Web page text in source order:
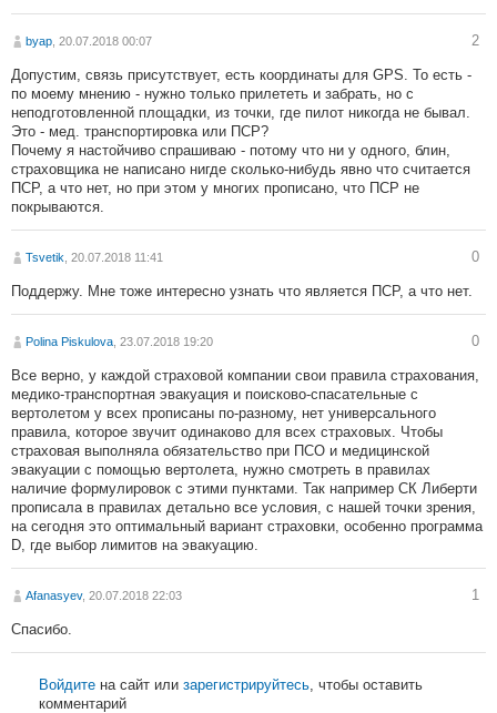
byap , 20.07.2018 00:07 2
Допустим, связь присутствует, есть координаты для GPS. То есть -
по моему мнению - нужно только прилететь и забрать, но с
неподготовленной площадки, из точки, где пилот никогда не бывал.
Это - мед. транспортировка или ПСР?
Почему я настойчиво спрашиваю - потому что ни у одного, блин,
страховщика не написано нигде сколько-нибудь явно что считается
ПСР, а что нет, но при этом у многих прописано, что ПСР не
покрываются.
Tsvetik , 20.07.2018 11:41 0
Поддержу. Мне тоже интересно узнать что является ПСР, а что нет.
Polina Piskulova , 23.07.2018 19:20 0
Все верно, у каждой страховой компании свои правила страхования,
медико-транспортная эвакуация и поисково-спасательные с
вертолетом у всех прописаны по-разному, нет универсального
правила, которое звучит одинаково для всех страховых. Чтобы
страховая выполняла обязательство при ПСО и медицинской
эвакуации с помощью вертолета, нужно смотреть в правилах
наличие формулировок с этими пунктами. Так например СК Либерти
прописала в правилах детально все условия, с нашей точки зрения,
на сегодня это оптимальный вариант страховки, особенно программа
D, где выбор лимитов на эвакуацию.
Afanasyev, 20.07.2018 22:03 1
Спасибо.
Войдите на сайт или зарегистрируйтесь , чтобы оставить
комментарий